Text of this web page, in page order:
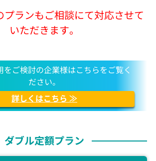
プランもご相談にて対応させて
いただきます。
をご検討の企業様はこちらをご覧く
ださい。
詳しくはこちら ≫
ダブル定額プラン